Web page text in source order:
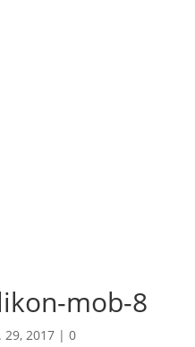
mob-8
29, 2017| 0